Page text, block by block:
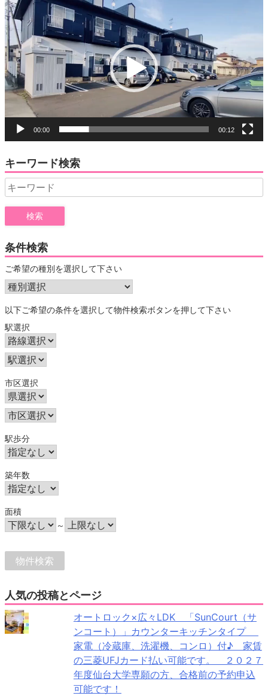
画
プ
レ
ー
ヤ
ー
00:00 00:12
キーワード検索
Search
for:
条件検索
ご希望の種別を選択して下さい
以下ご希望の条件を選択して物件検索ボタンを押して下さい
駅選択
市区選択
駅歩分
築年数
面積
～
人気の投稿とページ
オートロック×広々LDK 「SunCourt（サ
ンコート）」カウンターキッチンタイプ
家電（冷蔵庫、洗濯機、コンロ）付♪ 家賃
の三菱UFJカード払い可能です。 ２０２７
年度仙台大学専願の方、合格前の予約申込
可能です！